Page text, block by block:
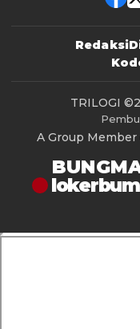
Redaksi
TRILOGI
A Group Member